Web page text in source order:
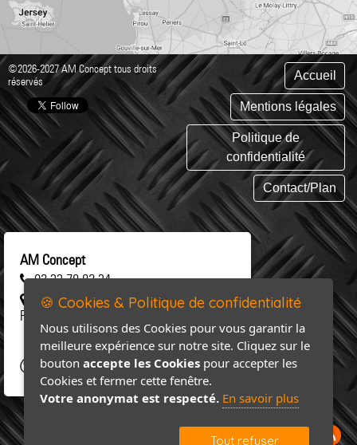
©2026-2027 AM Concept tous droits
réservés
AM Concept
02 33 78 82 34
461 rue Saint-Clair 50 310 SAINT-
FLOXEL
Accueil
Mentions légales
Politique de
confidentialité
Contact/Plan
🍪 Cookies & Politique de confidentialité
Nous utilisons des Cookies pour vous garantir la
meilleure expérience sur notre site. Cliquez sur le
bouton accepte les Cookies pour accepter les
Cookies et fermer cette fenêtre.
Votre anonymat est respecté. En savoir plus
Tout refuser